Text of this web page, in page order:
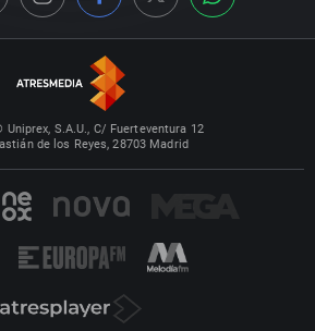
Uniprex, S.A.U., C/ Fuerteventura 12
de los Reyes, 28703 Madrid